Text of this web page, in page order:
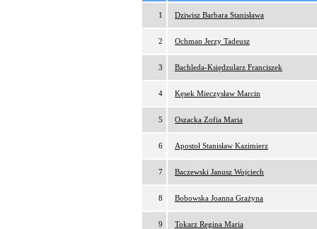
1 Dziwisz Barbara Stanisława
2 Ochman Jerzy Tadeusz
3 Bachleda-Księdzularz Franciszek
4 Kęsek Mieczysław Marcin
5 Oszacka Zofia Maria
6 Apostoł Stanisław Kazimierz
7 Baczewski Janusz Wojciech
8 Bobowska Joanna Grażyna
9 Tokarz Regina Maria